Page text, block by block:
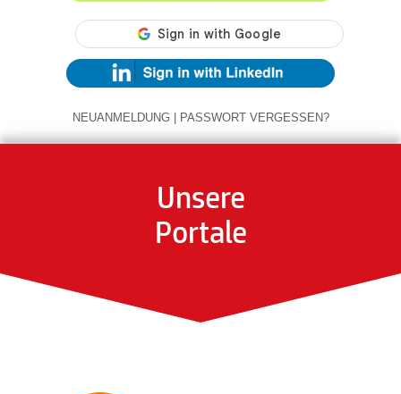
NEUANMELDUNG | PASSWORT VERGESSEN?
Unsere
Portale